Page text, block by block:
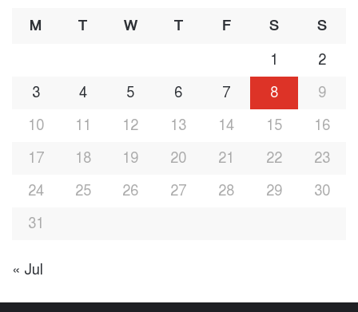
M T W T F S S
1
2
3
4 5 6 7 8
9
10
11 12 13 14 15
16
17
18 19 20 21 22
23
24
25 26 27 28 29
30
31
« Jul